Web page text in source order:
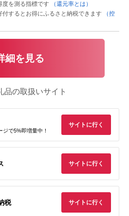
を測る指標です
（還元率とは）
するとお得にふるさと納税できます
（控
細を見る
品の取扱いサイト
で5%即増量中！
サイトに行く
サイトに行く
税 サイトに行く